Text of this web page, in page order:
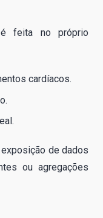
feita no próprio
cardíacos.
de dados
ou agregações